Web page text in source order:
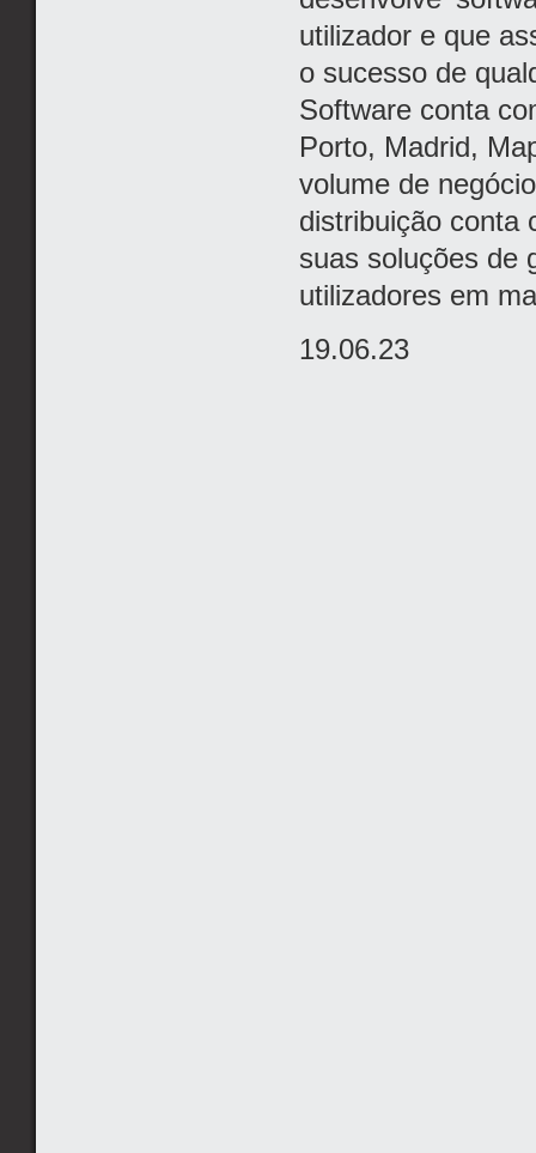
utilizador e que
o sucesso de
Software conta
Porto, Madrid,
volume de
distribuição conta
suas soluções de
utilizadores em
19.06.23